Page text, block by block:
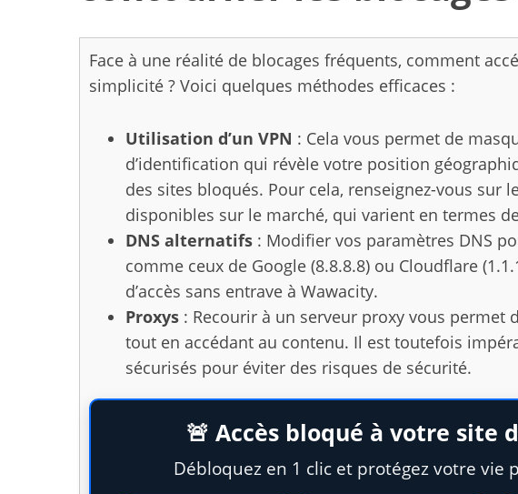
Face à une réalité de blocages fréquents, comment
simplicité ? Voici quelques méthodes efficaces :
Utilisation d’un VPN : Cela vous permet de
d’identification qui révèle votre position
des sites bloqués. Pour cela, renseignez-vous sur
disponibles sur le marché, qui varient en termes
DNS alternatifs : Modifier vos paramètres DNS
comme ceux de Google (8.8.8.8) ou Cloudflare
d’accès sans entrave à Wawacity.
Proxys : Recourir à un serveur proxy vous permet
tout en accédant au contenu. Il est toutefois
sécurisés pour éviter des risques de sécurité.
🚨 Accès bloqué à votre site
Débloquez en 1 clic et protégez votre vie